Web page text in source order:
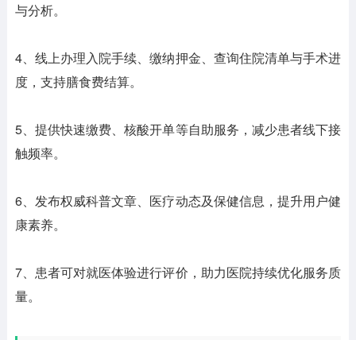
与分析。
4、线上办理入院手续、缴纳押金、查询住院清单与手术进
度，支持膳食费结算。
5、提供快速缴费、核酸开单等自助服务，减少患者线下接
触频率。
6、发布权威科普文章、医疗动态及保健信息，提升用户健
康素养。
7、患者可对就医体验进行评价，助力医院持续优化服务质
量。